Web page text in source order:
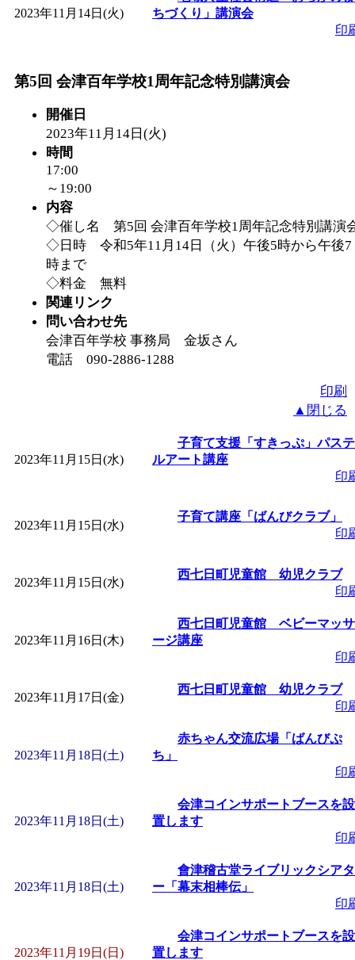
2023年11月14日(火)
ちづくり」講演会
印
第5回 会津百年学校1周年記念特別講演会
開催日
2023年11月14日(火)
時間
17:00
～19:00
内容
◇催し名 第5回 会津百年学校1周年記念特別講演
◇日時 令和5年11月14日（火）午後5時から午後7
時まで
◇料金 無料
関連リンク
問い合わせ先
会津百年学校 事務局 金坂さん
電話 090-2886-1288
印刷
▲閉じる
2023年11月15日(水)
子育て支援「すきっぷ」パステ
ルアート講座
印
2023年11月15日(水)
子育て講座「ばんびクラブ」
印
2023年11月15日(水)
西七日町児童館 幼児クラブ
印
2023年11月16日(木)
西七日町児童館 ベビーマッサ
ージ講座
印
2023年11月17日(金)
西七日町児童館 幼児クラブ
印
2023年11月18日(土)
赤ちゃん交流広場「ばんびぷ
ち」
印
2023年11月18日(土)
会津コインサポートブースを設
置します
印
2023年11月18日(土)
會津稽古堂ライブリックシアタ
ー「幕末相棒伝」
印
2023年11月19日(日)
会津コインサポートブースを設
置します